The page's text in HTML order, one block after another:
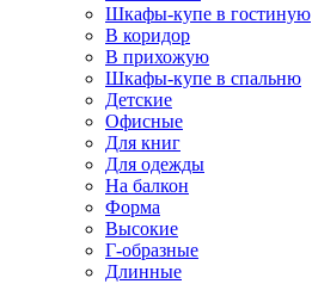
Шкафы-купе в гостиную
В коридор
В прихожую
Шкафы-купе в спальню
Детские
Офисные
Для книг
Для одежды
На балкон
Форма
Высокие
Г-образные
Длинные